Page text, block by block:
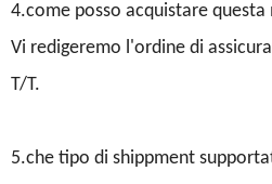
4.come posso acquistare questa
Vi redigeremo l'ordine di
T/T.
5.che tipo di shippment